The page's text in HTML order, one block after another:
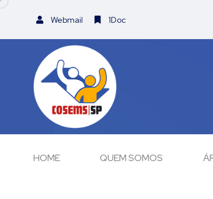
Webmail 1Doc
HOME QUEM SOMOS